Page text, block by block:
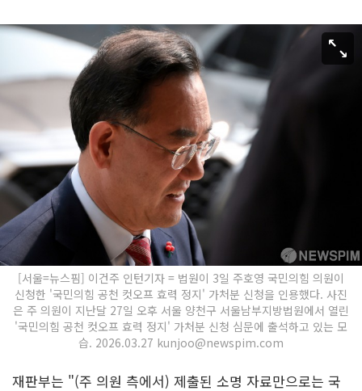
[서울=뉴스핌] 이건주 인턴기자 = 법원이 3일 주호영 국민의힘 의원이
신청한 '국민의힘 공천 컷오프 효력 정지' 가처분 신청을 인용했다. 사진
은 주 의원이 지난달 27일 오후 서울 양천구 서울남부지방법원에서 열린
'국민의힘 공천 컷오프 효력 정지' 가처분 신청 심문에 출석하고 있는 모
습. 2026.03.27 kunjoo@newspim.com
재판부는 "(주 의원 측에서) 제출된 소명 자료만으로는 국